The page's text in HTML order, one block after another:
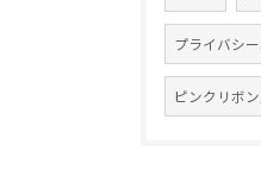
プライバシ
ピンクリボ